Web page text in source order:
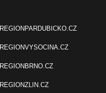
REGIONPARDUBICKO.CZ
REGIONVYSOCINA.CZ
REGIONBRNO.CZ
REGIONZLIN.CZ